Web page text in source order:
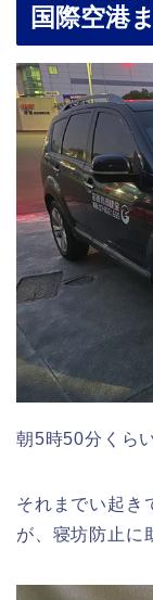
国際空港
朝5時50分くら
それまでい起き
が、寝坊防止に